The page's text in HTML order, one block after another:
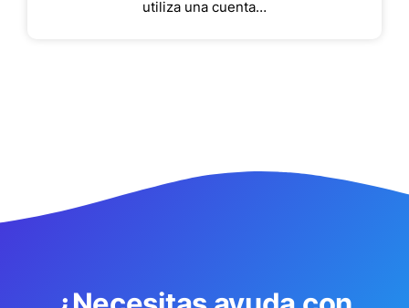
utiliza una cuenta…